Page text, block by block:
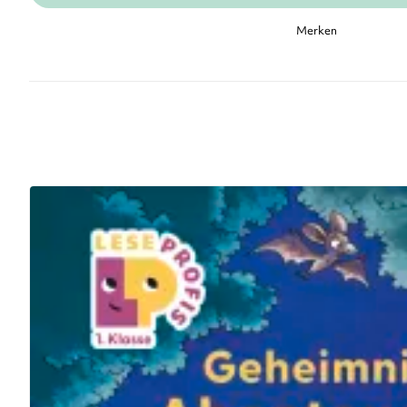
Merken